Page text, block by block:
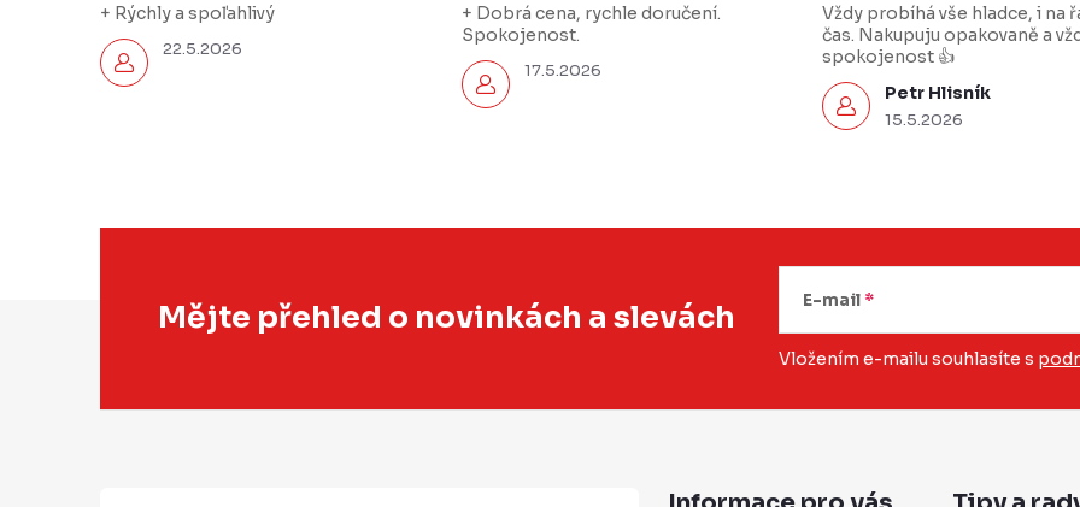
22.5.2026
+ Rýchly a spoľahlivý
17.5.2026
+ Dobrá cena, rychle doručení.
Spokojenost.
Petr Hlisník
15.5.2026
Vždy probíhá vše hladce, i na
čas. Nakupuju opakovaně a
spokojenost 👍
Mějte přehled o novinkách a slevách E-mail
Vložením e-mailu souhlasíte s